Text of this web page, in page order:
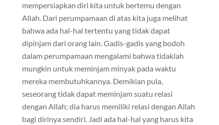
mempersiapkan diri kita untuk bertemu dengan
Allah. Dari perumpamaan di atas kita juga melihat
bahwa ada hal-hal tertentu yang tidak dapat
dipinjam dari orang lain. Gadis-gadis yang bodoh
dalam perumpamaan mengalami bahwa tidaklah
mungkin untuk meminjam minyak pada waktu
mereka membutuhkannya. Demikian pula,
seseorang tidak dapat meminjam suatu relasi
dengan Allah; dia harus memiliki relasi dengan Allah
bagi dirinya sendiri. Jadi ada hal-hal yang harus kita